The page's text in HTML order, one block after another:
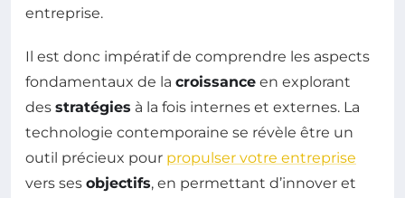
entreprise.
Il est donc impératif de comprendre les aspects
fondamentaux de la croissance en explorant
des stratégies à la fois internes et externes. La
technologie contemporaine se révèle être un
outil précieux pour propulser votre entreprise
vers ses objectifs, en permettant d’innover et